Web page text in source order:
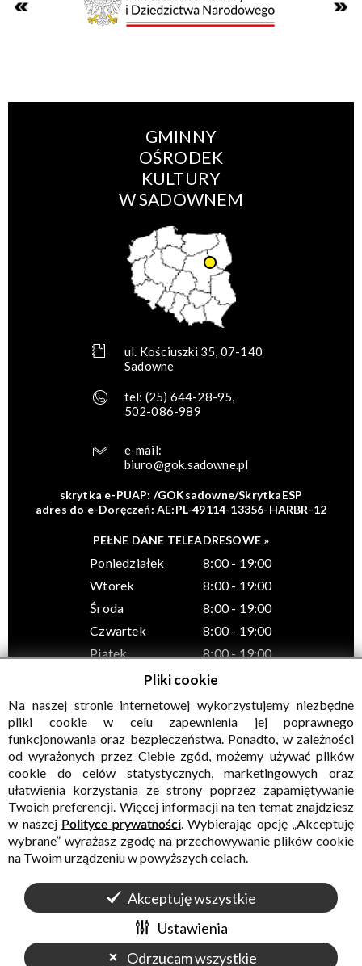
GMINNY
OŚRODEK
KULTURY
W SADOWNEM
ul. Kościuszki 35, 07-140
Sadowne
tel: (25) 644-28-95,
502-086-989
e-mail:
biuro@gok.sadowne.pl
skrytka e-PUAP: /GOKsadowne/SkrytkaESP
adres do e-Doręczeń: AE:PL-49114-13356-HARBR-12
PEŁNE DANE TELEADRESOWE »
Poniedziałek
8:00 - 19:00
Wtorek
8:00 - 19:00
Środa
8:00 - 19:00
Czwartek
8:00 - 19:00
Piątek
8:00 - 19:00
© Wszelkie prawa zastrzeżone, Gminny Ośrodek Kultury w
Sadownem
WYKONANIE CONCEPTINTERMEDIA
Pliki cookie
Na naszej stronie internetowej wykorzystujemy niezbędne
pliki cookie w celu zapewnienia jej poprawnego
funkcjonowania oraz bezpieczeństwa. Ponadto, w zależności
od wyrażonych przez Ciebie zgód, możemy używać plików
cookie do celów statystycznych, marketingowych oraz
ułatwienia korzystania ze strony poprzez zapamiętywanie
Twoich preferencji. Więcej informacji na ten temat znajdziesz
w naszej Polityce prywatności. Wybierając opcję „Akceptuję
wybrane” wyrażasz zgodę na przechowywanie plików cookie
na Twoim urządzeniu w powyższych celach.
Akceptuję wszystkie
Ustawienia
Odrzucam wszystkie